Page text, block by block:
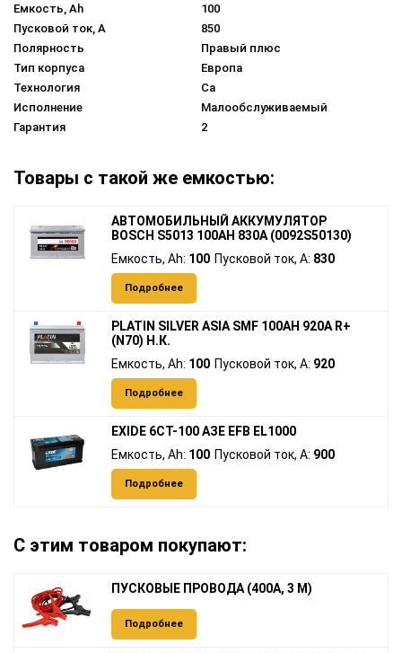
Емкость, Ah
100
Пусковой ток, A
850
Полярность
Правый плюс
Тип корпуса
Европа
Технология
Ca
Исполнение
Малообслуживаемый
Гарантия
2
Товары с такой же емкостью:
АВТОМОБИЛЬНЫЙ АККУМУЛЯТОР
BOSCH S5013 100AH 830A (0092S50130)
Емкость, Ah: 100 Пусковой ток, A: 830
Подробнее
PLATIN SILVER ASIA SMF 100AH 920A R+
(N70) Н.К.
Емкость, Ah: 100 Пусковой ток, A: 920
Подробнее
EXIDE 6СТ-100 АЗЕ EFB EL1000
Емкость, Ah: 100 Пусковой ток, A: 900
Подробнее
С этим товаром покупают:
ПУСКОВЫЕ ПРОВОДА (400А, 3 М)
Подробнее